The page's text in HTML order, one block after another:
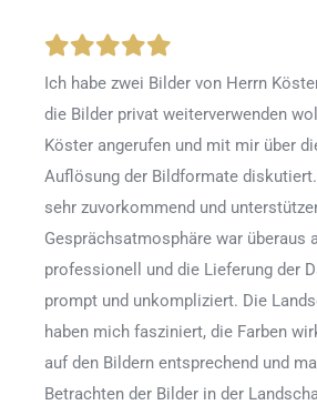
Ich habe zwei Bilder von Herrn
die Bilder privat weiterverwenden
Köster angerufen und mit mir über
Auflösung der Bildformate
sehr zuvorkommend und
Gesprächsatmosphäre war überaus
professionell und die Lieferung der
prompt und unkompliziert. Die
haben mich fasziniert, die Farben
auf den Bildern entsprechend und
Betrachten der Bilder in der